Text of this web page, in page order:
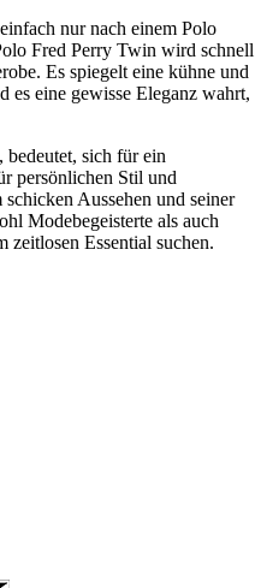
nur nach einem Polo
Fred Perry Twin wird schnell
Es spiegelt eine kühne und
es eine gewisse Eleganz wahrt,
sich für ein
persönlichen Stil und
Aussehen und seiner
Modebegeisterte als auch
zeitlosen Essential suchen.